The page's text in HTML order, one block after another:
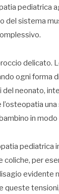
pediatrica
del sistema
delicato.
ogni forma
neonato,
in modo
pediatrica
coliche, per
evidente
queste